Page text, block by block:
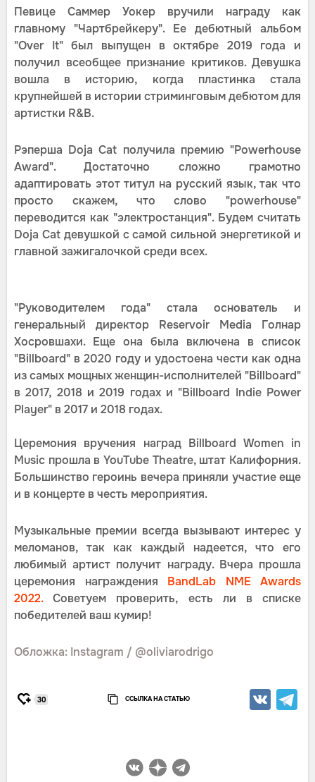
Певице Саммер Уокер вручили награду как
главному "Чартбрейкеру". Ее дебютный альбом
"Over It" был выпущен в октябре 2019 года и
получил всеобщее признание критиков. Девушка
вошла в историю, когда пластинка стала
крупнейшей в истории стриминговым дебютом для
артистки R&B.
Рэперша Doja Cat получила премию "Powerhouse
Award". Достаточно сложно грамотно
адаптировать этот титул на русский язык, так что
просто скажем, что слово "powerhouse"
переводится как "электростанция". Будем считать
Doja Cat девушкой с самой сильной энергетикой и
главной зажигалочкой среди всех.
"Руководителем года" стала основатель и
генеральный директор Reservoir Media Голнар
Хосровшахи. Еще она была включена в список
"Billboard" в 2020 году и удостоена чести как одна
из самых мощных женщин-исполнителей "Billboard"
в 2017, 2018 и 2019 годах и "Billboard Indie Power
Player" в 2017 и 2018 годах.
Церемония вручения наград Billboard Women in
Music прошла в YouTube Theatre, штат Калифорния.
Большинство героинь вечера приняли участие еще
и в концерте в честь мероприятия.
Музыкальные премии всегда вызывают интерес у
меломанов, так как каждый надеется, что его
любимый артист получит награду. Вчера прошла
церемония награждения BandLab NME Awards
2022.Советуем проверить, есть ли в списке
победителей ваш кумир!
Обложка: Instagram / @oliviarodrigo
30 ССЫЛКА НА СТАТЬЮ